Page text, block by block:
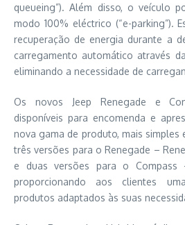
queueing”). Além disso, o veículo
modo 100% eléctrico (“e-parking”).
recuperação de energia durante a
carregamento automático através
eliminando a necessidade de
Os novos Jeep Renegade e
disponíveis para encomenda e
nova gama de produto, mais simples
três versões para o Renegade –
e duas versões para o
proporcionando aos clientes
produtos adaptados às suas